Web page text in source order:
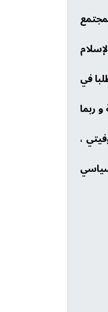
في
ربما
،